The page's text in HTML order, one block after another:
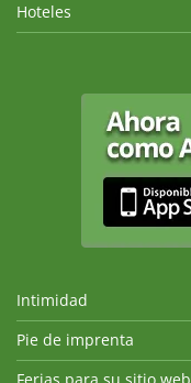
Hoteles
Intimidad
Pie de imprenta